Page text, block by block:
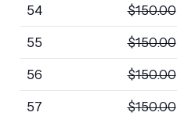
54 $150.00
55 $150.00
56 $150.00
57 $150.00